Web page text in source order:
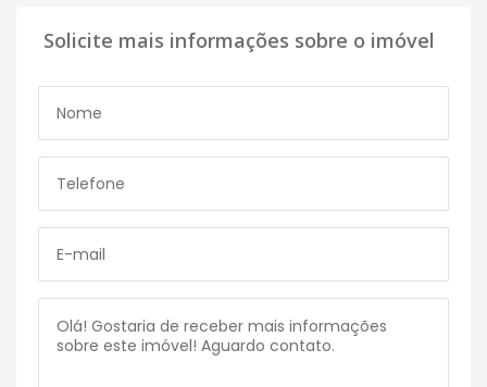
Solicite mais informações sobre o imóvel